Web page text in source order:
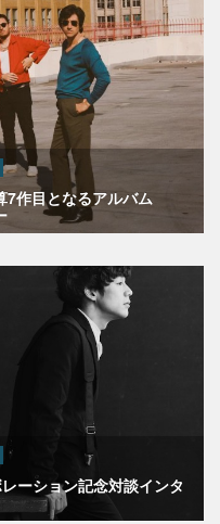
7作目となるアルバム
ーション記念対談インタ